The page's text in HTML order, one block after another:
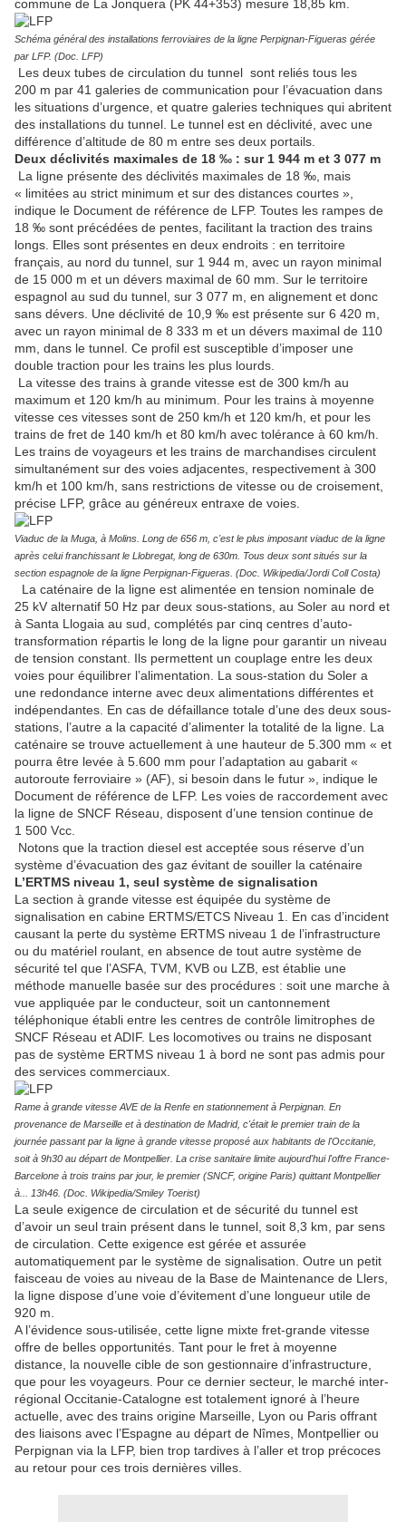
commune de La Jonquera (PK 44+353) mesure 18,85 km.
Schéma général des installations ferroviaires de la ligne Perpignan-Figueras gérée
par LFP. (Doc. LFP)
Les deux tubes de circulation du tunnel sont reliés tous les
200 m par 41 galeries de communication pour l’évacuation dans
les situations d’urgence, et quatre galeries techniques qui abritent
des installations du tunnel. Le tunnel est en déclivité, avec une
différence d’altitude de 80 m entre ses deux portails.
Deux déclivités maximales de 18 ‰ : sur 1 944 m et 3 077 m
La ligne présente des déclivités maximales de 18 ‰, mais
« limitées au strict minimum et sur des distances courtes »,
indique le Document de référence de LFP. Toutes les rampes de
18 ‰ sont précédées de pentes, facilitant la traction des trains
longs. Elles sont présentes en deux endroits : en territoire
français, au nord du tunnel, sur 1 944 m, avec un rayon minimal
de 15 000 m et un dévers maximal de 60 mm. Sur le territoire
espagnol au sud du tunnel, sur 3 077 m, en alignement et donc
sans dévers. Une déclivité de 10,9 ‰ est présente sur 6 420 m,
avec un rayon minimal de 8 333 m et un dévers maximal de 110
mm, dans le tunnel. Ce profil est susceptible d’imposer une
double traction pour les trains les plus lourds.
La vitesse des trains à grande vitesse est de 300 km/h au
maximum et 120 km/h au minimum. Pour les trains à moyenne
vitesse ces vitesses sont de 250 km/h et 120 km/h, et pour les
trains de fret de 140 km/h et 80 km/h avec tolérance à 60 km/h.
Les trains de voyageurs et les trains de marchandises circulent
simultanément sur des voies adjacentes, respectivement à 300
km/h et 100 km/h, sans restrictions de vitesse ou de croisement,
précise LFP, grâce au généreux entraxe de voies.
Viaduc de la Muga, à Molins. Long de 656 m, c'est le plus imposant viaduc de la ligne
après celui franchissant le Llobregat, long de 630m. Tous deux sont situés sur la
section espagnole de la ligne Perpignan-Figueras. (Doc. Wikipedia/Jordi Coll Costa)
La caténaire de la ligne est alimentée en tension nominale de
25 kV alternatif 50 Hz par deux sous-stations, au Soler au nord et
à Santa Llogaia au sud, complétés par cinq centres d’auto-
transformation répartis le long de la ligne pour garantir un niveau
de tension constant. Ils permettent un couplage entre les deux
voies pour équilibrer l’alimentation. La sous-station du Soler a
une redondance interne avec deux alimentations différentes et
indépendantes. En cas de défaillance totale d’une des deux sous-
stations, l’autre a la capacité d’alimenter la totalité de la ligne. La
caténaire se trouve actuellement à une hauteur de 5.300 mm « et
pourra être levée à 5.600 mm pour l’adaptation au gabarit «
autoroute ferroviaire » (AF), si besoin dans le futur », indique le
Document de référence de LFP. Les voies de raccordement avec
la ligne de SNCF Réseau, disposent d’une tension continue de
1 500 Vcc.
Notons que la traction diesel est acceptée sous réserve d’un
système d’évacuation des gaz évitant de souiller la caténaire
L’ERTMS niveau 1, seul système de signalisation
La section à grande vitesse est équipée du système de
signalisation en cabine ERTMS/ETCS Niveau 1. En cas d’incident
causant la perte du système ERTMS niveau 1 de l’infrastructure
ou du matériel roulant, en absence de tout autre système de
sécurité tel que l’ASFA, TVM, KVB ou LZB, est établie une
méthode manuelle basée sur des procédures : soit une marche à
vue appliquée par le conducteur, soit un cantonnement
téléphonique établi entre les centres de contrôle limitrophes de
SNCF Réseau et ADIF. Les locomotives ou trains ne disposant
pas de système ERTMS niveau 1 à bord ne sont pas admis pour
des services commerciaux.
Rame à grande vitesse AVE de la Renfe en stationnement à Perpignan. En
provenance de Marseille et à destination de Madrid, c'était le premier train de la
journée passant par la ligne à grande vitesse proposé aux habitants de l'Occitanie,
soit à 9h30 au départ de Montpellier. La crise sanitaire limite aujourd'hui l'offre France-
Barcelone à trois trains par jour, le premier (SNCF, origine Paris) quittant Montpellier
à... 13h46. (Doc. Wikipedia/Smiley Toerist)
La seule exigence de circulation et de sécurité du tunnel est
d’avoir un seul train présent dans le tunnel, soit 8,3 km, par sens
de circulation. Cette exigence est gérée et assurée
automatiquement par le système de signalisation. Outre un petit
faisceau de voies au niveau de la Base de Maintenance de Llers,
la ligne dispose d’une voie d’évitement d’une longueur utile de
920 m.
A l’évidence sous-utilisée, cette ligne mixte fret-grande vitesse
offre de belles opportunités. Tant pour le fret à moyenne
distance, la nouvelle cible de son gestionnaire d’infrastructure,
que pour les voyageurs. Pour ce dernier secteur, le marché inter-
régional Occitanie-Catalogne est totalement ignoré à l’heure
actuelle, avec des trains origine Marseille, Lyon ou Paris offrant
des liaisons avec l’Espagne au départ de Nîmes, Montpellier ou
Perpignan via la LFP, bien trop tardives à l’aller et trop précoces
au retour pour ces trois dernières villes.